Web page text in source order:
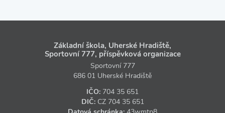
Základní škola, Uherské Hradiště,
Sportovní 777, příspěvková organizace
Sportovní 777
686 01 Uherské Hradiště
IČO: 704 35 651
DIČ: CZ 704 35 651